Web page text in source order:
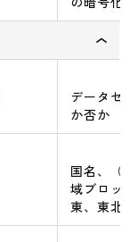
データセ
か否か
国名、（
域ブロッ
東、東北）